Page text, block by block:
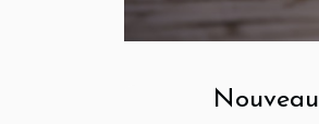
Nouveau